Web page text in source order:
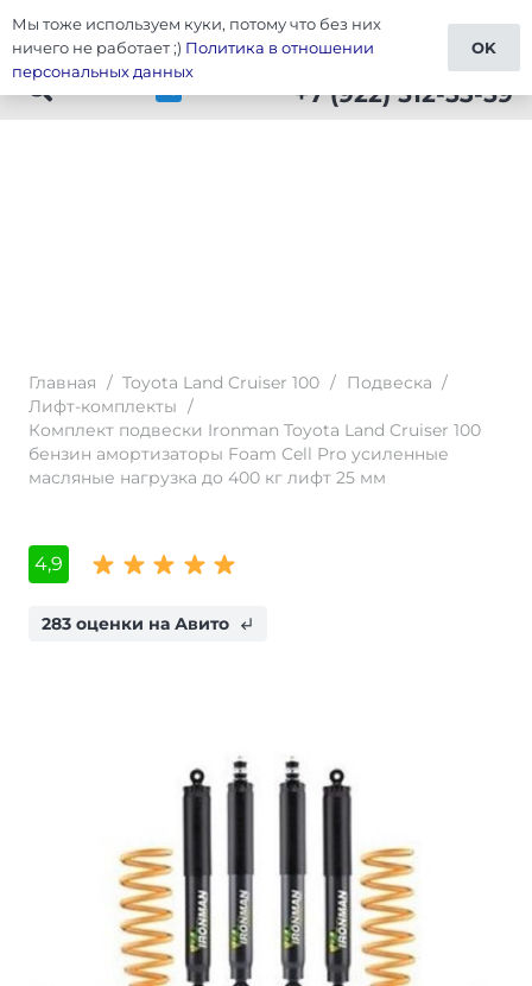
Тюнинг Cruiser 100
+7 (922) 512-53-59
Главная / Toyota Land Cruiser 100 / Подвеска /
Лифт-комплекты /
Комплект подвески Ironman Toyota Land Cruiser 100
бензин амортизаторы Foam Cell Pro усиленные
масляные нагрузка до 400 кг лифт 25 мм
4,9
283 оценки на Авито subdirectory_arrow_left
Мы тоже используем куки, потому что без них
ничего не работает ;) Политика в отношении
персональных данных
OK